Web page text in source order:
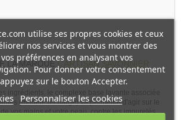
LA MARQUEL'ARTISAN SAVONNIER
ingrédients, le complexe base lavante associée
(modèle recharge) va permettre d'agir sur le
vos mains et votre peau, contre les impuretés,
utilise ses propres cookies et ceux
nos services et vous montrer des
préférences en analysant vos
Pour donner votre consentement
sur le bouton Accepter.
Personnaliser les cookies